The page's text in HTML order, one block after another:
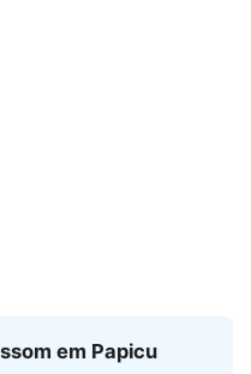
em Papicu